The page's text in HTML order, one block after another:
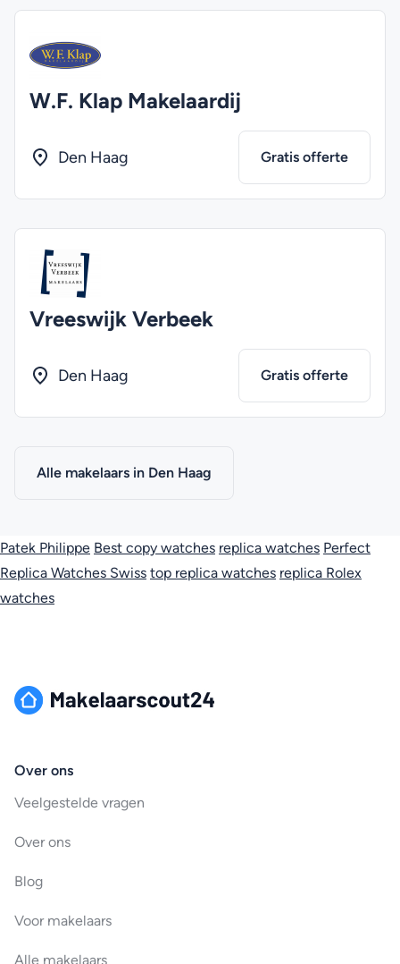
W.F. Klap Makelaardij
Den Haag Gratis offerte
Vreeswijk Verbeek
Den Haag Gratis offerte
Alle makelaars in Den Haag
Patek Philippe Best copy watches replica watches Perfect
Replica Watches Swiss top replica watches replica Rolex
watches
Over ons
Veelgestelde vragen
Over ons
Blog
Voor makelaars
Alle makelaars